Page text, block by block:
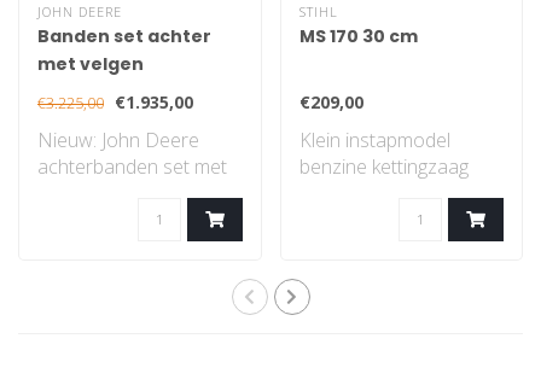
JOHN DEERE
Banden set achter
met velgen
€3.225,00 €1.935,00
Nieuw: John Deere
achterbanden set met
velgen, gazon profiel..
STIHL
MS 170 30 cm
€209,00
Klein instapmodel
benzine kettingzaag
met STIHL 2-MIX-